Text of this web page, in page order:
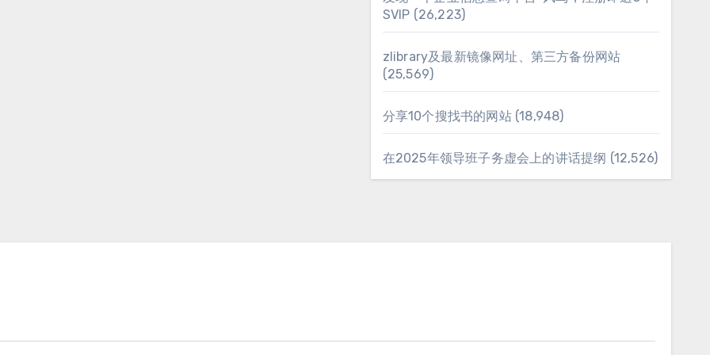
SVIP (26,223)
zlibrary及最新镜像网址、第三方备份网站
(25,569)
分享10个搜找书的网站 (18,948)
在2025年领导班子务虚会上的讲话提纲 (12,526)